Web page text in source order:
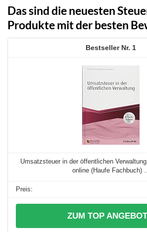
Das sind die neuesten
Produkte mit der besten
1
Umsatzsteuer in der öffentlichen
online (Haufe Fachbuch)
ZUM TOP